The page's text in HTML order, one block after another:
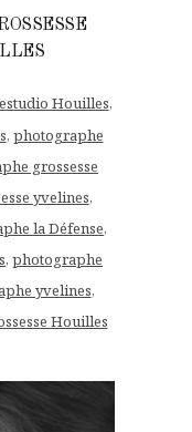
Houilles,
, photographe
grossesse
yvelines,
la Défense,
, photographe
yvelines,
Houilles